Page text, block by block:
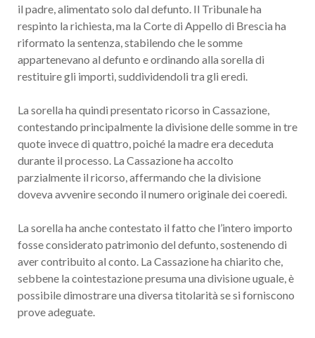
il padre, alimentato solo dal defunto. Il Tribunale ha
respinto la richiesta, ma la Corte di Appello di Brescia ha
riformato la sentenza, stabilendo che le somme
appartenevano al defunto e ordinando alla sorella di
restituire gli importi, suddividendoli tra gli eredi.
La sorella ha quindi presentato ricorso in Cassazione,
contestando principalmente la divisione delle somme in tre
quote invece di quattro, poiché la madre era deceduta
durante il processo. La Cassazione ha accolto
parzialmente il ricorso, affermando che la divisione
doveva avvenire secondo il numero originale dei coeredi.
La sorella ha anche contestato il fatto che l’intero importo
fosse considerato patrimonio del defunto, sostenendo di
aver contribuito al conto. La Cassazione ha chiarito che,
sebbene la cointestazione presuma una divisione uguale, è
possibile dimostrare una diversa titolarità se si forniscono
prove adeguate.